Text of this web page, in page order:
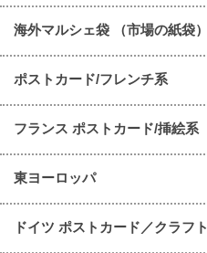
海外マルシェ袋 （市場の紙袋）
ポストカード/フレンチ系
フランス ポストカード/挿絵系
東ヨーロッパ
ドイツ ポストカード／クラフト